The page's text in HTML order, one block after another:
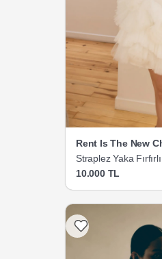
Rent Is The New
Straplez Yaka
Gelinliği
10.000 TL
Listeme Ekle